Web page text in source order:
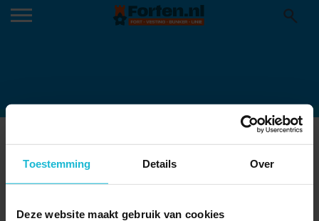
Toestemming Details Over
Deze website maakt gebruik van cookies
KNIPSEL-FORTENSPEL